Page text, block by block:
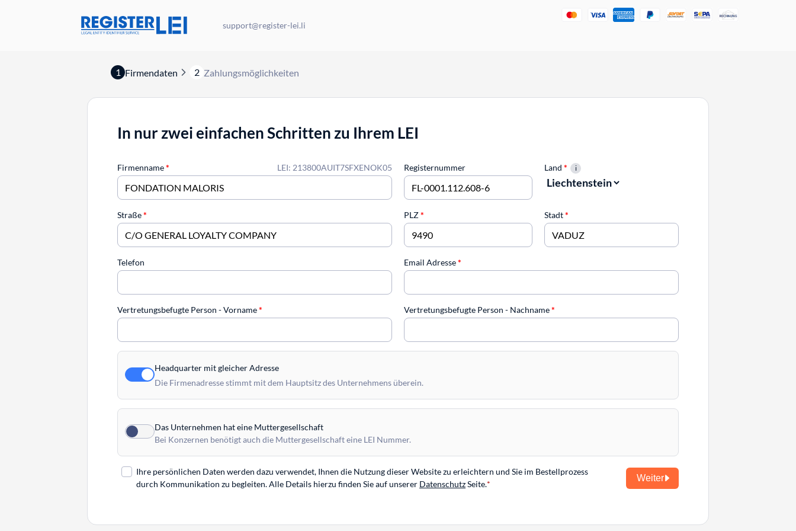
support@register-lei.li
1 Firmendaten 2 Zahlungsmöglichkeiten
In nur zwei einfachen Schritten zu Ihrem LEI
LEI: 213800AUIT7SFXENOK05
Firmenname* Registernummer Land *
Straße* PLZ* Stadt*
Telefon Email Adresse*
Vertretungsbefugte Person - Vorname* Vertretungsbefugte Person - Nachname*
Headquarter mit gleicher Adresse
Die Firmenadresse stimmt mit dem Hauptsitz des Unternehmens überein.
Das Unternehmen hat eine Muttergesellschaft
Bei Konzernen benötigt auch die Muttergesellschaft eine LEI Nummer.
Ihre persönlichen Daten werden dazu verwendet, Ihnen die Nutzung dieser Website zu erleichtern und Sie im Bestellprozess
durch Kommunikation zu begleiten. Alle Details hierzu finden Sie auf unserer DatenschutzSeite.
Weiter